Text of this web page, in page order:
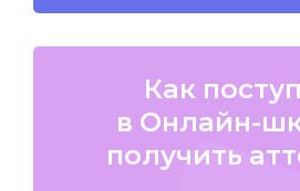
Как
в Онлайн-
получить